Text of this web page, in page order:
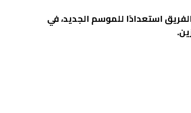
استعدادًا للموسم الجديد، في